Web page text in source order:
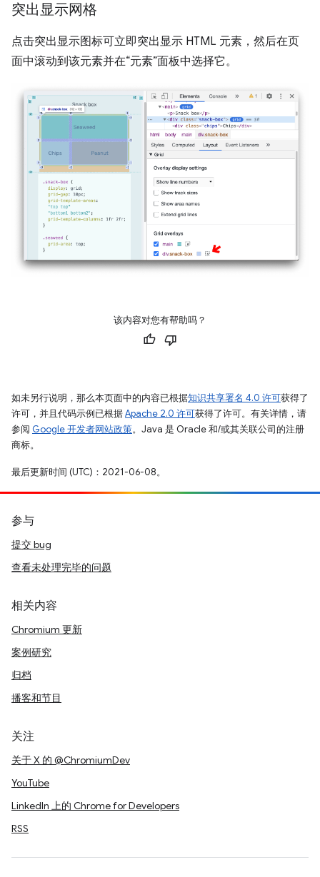
突出显示网格
点击突出显示图标可立即突出显示 HTML 元素，然后在页
面中滚动到该元素并在“元素”面板中选择它。
该内容对您有帮助吗？
如未另行说明，那么本页面中的内容已根据知识共享署名 4.0 许可获得了
许可，并且代码示例已根据Apache 2.0 许可获得了许可。有关详情，请
参阅 Google 开发者网站政策。Java 是 Oracle 和/或其关联公司的注册
商标。
最后更新时间 (UTC)：2021-06-08。
参与
提交 bug
查看未处理完毕的问题
相关内容
Chromium 更新
案例研究
归档
播客和节目
关注
关于 X 的 @ChromiumDev
YouTube
LinkedIn 上的 Chrome for Developers
RSS